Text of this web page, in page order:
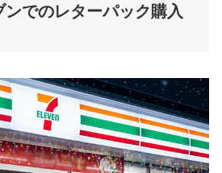
でのレターパック購入